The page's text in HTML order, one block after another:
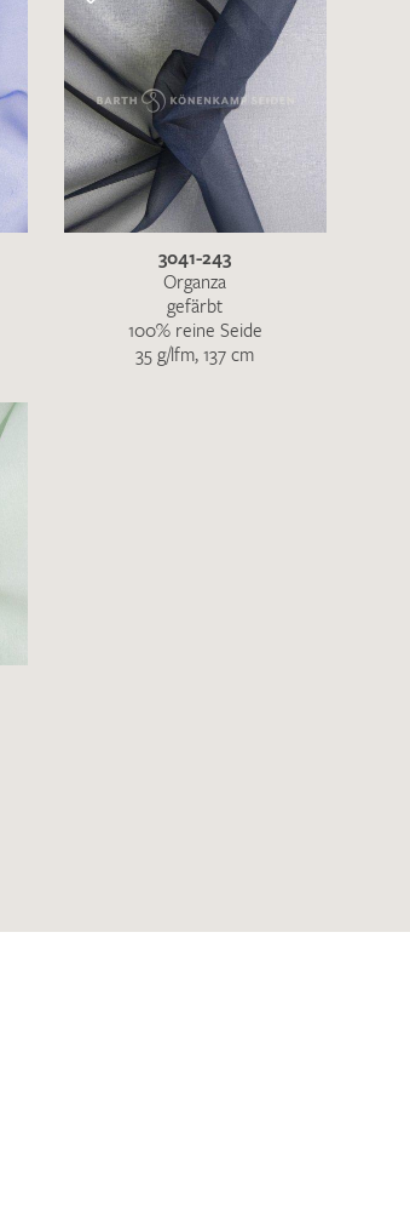
3041-243
Organza
gefärbt
100% reine Seide
35 g/lfm, 137 cm